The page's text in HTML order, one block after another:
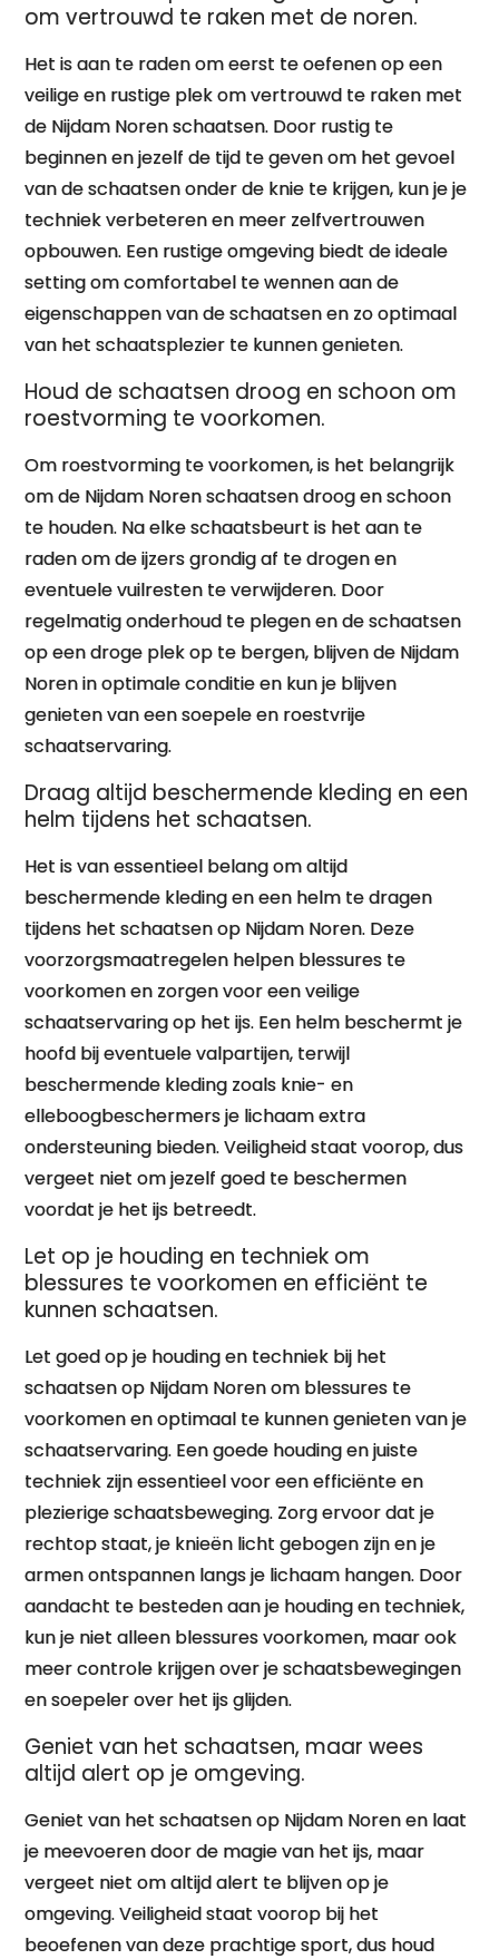
om vertrouwd te raken met de noren.
Het is aan te raden om eerst te oefenen op een
veilige en rustige plek om vertrouwd te raken met
de Nijdam Noren schaatsen. Door rustig te
beginnen en jezelf de tijd te geven om het gevoel
van de schaatsen onder de knie te krijgen, kun je je
techniek verbeteren en meer zelfvertrouwen
opbouwen. Een rustige omgeving biedt de ideale
setting om comfortabel te wennen aan de
eigenschappen van de schaatsen en zo optimaal
van het schaatsplezier te kunnen genieten.
Houd de schaatsen droog en schoon om
roestvorming te voorkomen.
Om roestvorming te voorkomen, is het belangrijk
om de Nijdam Noren schaatsen droog en schoon
te houden. Na elke schaatsbeurt is het aan te
raden om de ijzers grondig af te drogen en
eventuele vuilresten te verwijderen. Door
regelmatig onderhoud te plegen en de schaatsen
op een droge plek op te bergen, blijven de Nijdam
Noren in optimale conditie en kun je blijven
genieten van een soepele en roestvrije
schaatservaring.
Draag altijd beschermende kleding en een
helm tijdens het schaatsen.
Het is van essentieel belang om altijd
beschermende kleding en een helm te dragen
tijdens het schaatsen op Nijdam Noren. Deze
voorzorgsmaatregelen helpen blessures te
voorkomen en zorgen voor een veilige
schaatservaring op het ijs. Een helm beschermt je
hoofd bij eventuele valpartijen, terwijl
beschermende kleding zoals knie- en
elleboogbeschermers je lichaam extra
ondersteuning bieden. Veiligheid staat voorop, dus
vergeet niet om jezelf goed te beschermen
voordat je het ijs betreedt.
Let op je houding en techniek om
blessures te voorkomen en efficiënt te
kunnen schaatsen.
Let goed op je houding en techniek bij het
schaatsen op Nijdam Noren om blessures te
voorkomen en optimaal te kunnen genieten van je
schaatservaring. Een goede houding en juiste
techniek zijn essentieel voor een efficiënte en
plezierige schaatsbeweging. Zorg ervoor dat je
rechtop staat, je knieën licht gebogen zijn en je
armen ontspannen langs je lichaam hangen. Door
aandacht te besteden aan je houding en techniek,
kun je niet alleen blessures voorkomen, maar ook
meer controle krijgen over je schaatsbewegingen
en soepeler over het ijs glijden.
Geniet van het schaatsen, maar wees
altijd alert op je omgeving.
Geniet van het schaatsen op Nijdam Noren en laat
je meevoeren door de magie van het ijs, maar
vergeet niet om altijd alert te blijven op je
omgeving. Veiligheid staat voorop bij het
beoefenen van deze prachtige sport, dus houd